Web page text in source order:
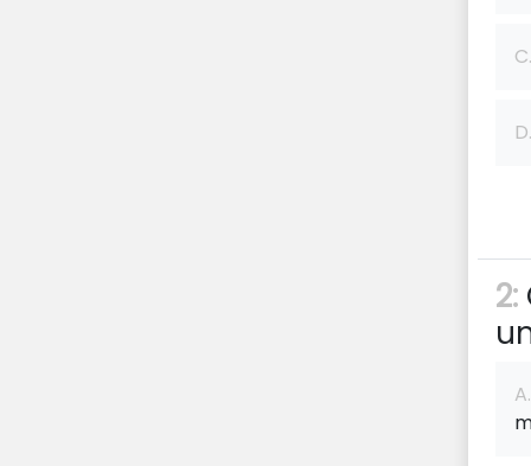
C.
D.
2:
A.